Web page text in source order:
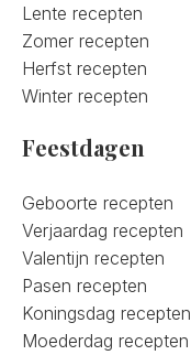
Lente recepten
Zomer recepten
Herfst recepten
Winter recepten
Feestdagen
Geboorte recepten
Verjaardag recepten
Valentijn recepten
Pasen recepten
Koningsdag recepten
Moederdag recepten